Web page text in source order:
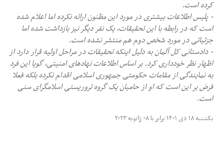
کرده است.
- پلیس اطلاعات بیشتری در مورد این مظنون ارائه نکرده اما اعلام شده
است که در رابطه با این تحقیقات، یک نفر دیگر نیز بازداشت شده اما
جزئیاتی در مورد شخص دوم هم منتشر نشده است.
- دادستانی کل آلمان به دلیل اینکه تحقیقات در مراحل اولیه قرار دارد از
اظهار نظر خودداری کرد. بر اساس اطلاعات نهادهای امنیتی، گویا این فرد
به نمایندگی از مقامات حکومتی جمهوری اسلامی اقدام نکرده بلکه فعلا
فرض بر این است که او از حامیان یک گروه تروریستی اسلامگرای سنی
است.
یکشنبه ۱۸ دی ۱۴۰۱ برابر با ۰۸ ژانویه ۲۰۲۳